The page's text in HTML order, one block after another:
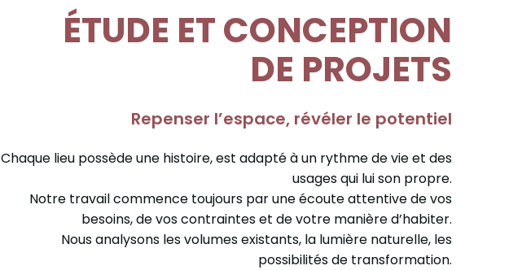
ÉTUDE ET CONCEPTION
DE PROJETS
Repenser l’espace, révéler le potentiel
Chaque lieu possède une histoire, est adapté à un rythme de vie et des
usages qui lui son propre.
Notre travail commence toujours par une écoute attentive de vos
besoins, de vos contraintes et de votre manière d’habiter.
Nous analysons les volumes existants, la lumière naturelle, les
possibilités de transformation.